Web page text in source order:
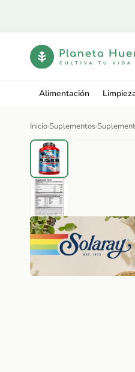
Alimentación
Inicio›Suplementos›
Ir
una
ventana
modal